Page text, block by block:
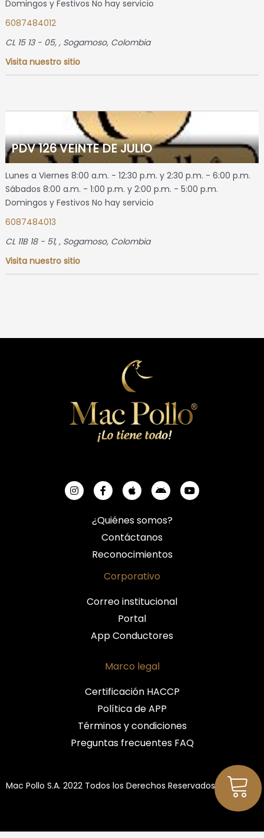
Domingos y Festivos No hay servicio
6087484012
CL 15 13 - 05, , Sogamoso, Colombia
Visita nuestro sitio
PDV 126 VEINTE DE JULIO
Lunes a Viernes 8:00 a.m. - 12:30 p.m. y 2:30 p.m. - 6:00 p.m.
Sábados 8:00 a.m. - 1:00 p.m. y 2:00 p.m. - 5:00 p.m.
Domingos y Festivos No hay servicio
6087484013
CL 11B 18 - 51, , Sogamoso, Colombia
Visita nuestro sitio
¿Quiénes somos?
Contáctanos
Reconocimientos
Corporativo
Correo institucional
Portal
App Conductores
Marco legal
Certificación HACCP
Política de APP
Términos y condiciones
Preguntas frecuentes FAQ
Mac Pollo S.A. 2022 Todos los Derechos Reservados.